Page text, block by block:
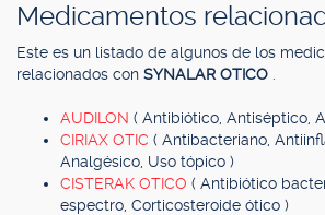
Medicamentos
Este es un listado de algunos de los
relacionados con SYNALAR OTICO
AUDILON ( Antibiótico, Antiséptico,
CIRIAX OTIC ( Antibacteriano,
Analgésico, Uso tópico )
CISTERAK OTICO ( Antibiótico
espectro, Corticosteroide ótico )